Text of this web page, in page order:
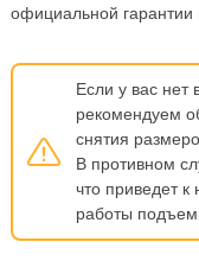
официальной
Если у вас нет
рекомендуем
снятия
В противном
что приведет к
работы